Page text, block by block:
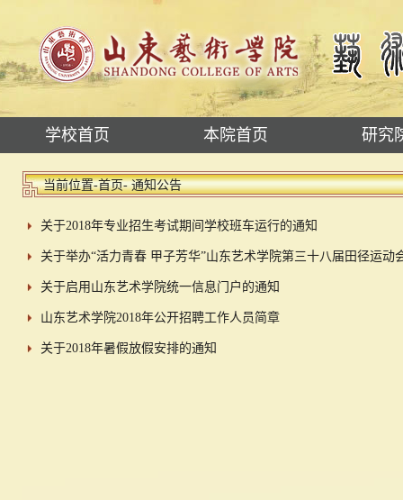
学校首页 本院首页 研究
当前位置-首页- 通知公告
关于2018年专业招生考试期间学校班车运行的通知
关于举办“活力青春 甲子芳华”山东艺术学院第三十八届田径运动
关于启用山东艺术学院统一信息门户的通知
山东艺术学院2018年公开招聘工作人员简章
关于2018年暑假放假安排的通知